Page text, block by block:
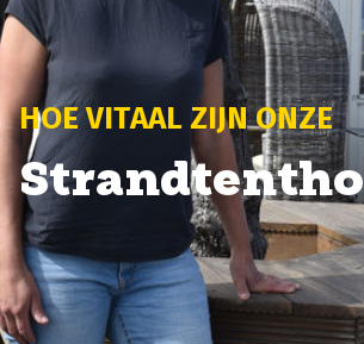
HOE VITAAL ZIJN ONZE